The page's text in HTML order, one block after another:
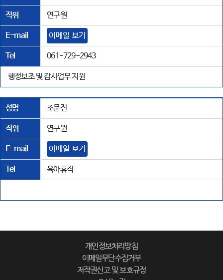
직위 연구원
E-mail 이메일 보기
Tel 061-729-2943
행정보조 및 감사업무 지원
성명 조문진
직위 연구원
E-mail 이메일 보기
Tel 육아휴직
개인정보처리방침
이메일무단수집거부
저작권신고 및 보호규정